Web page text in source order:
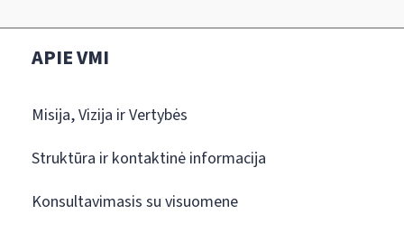
APIE VMI
Misija, Vizija ir Vertybės
Struktūra ir kontaktinė informacija
Konsultavimasis su visuomene